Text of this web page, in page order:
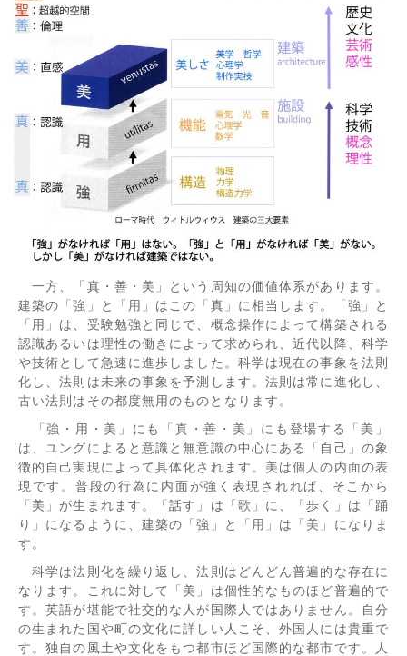
一方、「真・善・美」という周知の価値体系があります。
建築の「強」と「用」はこの「真」に相当します。「強」と
「用」は、受験勉強と同じで、概念操作によって構築される
認識あるいは理性の働きによって求められ、近代以降、科学
や技術として急速に進歩しました。科学は現在の事象を法則
化し、法則は未来の事象を予測します。法則は常に進化し、
古い法則はその都度無用のものとなります。
「強・用・美」にも「真・善・美」にも登場する「美」
は、ユングによると意識と無意識の中心にある「自己」の象
徴的自己実現によって具体化されます。美は個人の内面の表
現です。普段の行為に内面が強く表現されれば、そこから
「美」が生まれます。「話す」は「歌」に、「歩く」は「踊
り」になるように、建築の「強」と「用」は「美」になりま
す。
科学は法則化を繰り返し、法則はどんどん普遍的な存在に
なります。これに対して「美」は個性的なものほど普遍的で
す。英語が堪能で社交的な人が国際人ではありません。自分
の生まれた国や町の文化に詳しい人こそ、外国人には貴重で
す。独自の風土や文化をもつ都市ほど国際的な都市です。人